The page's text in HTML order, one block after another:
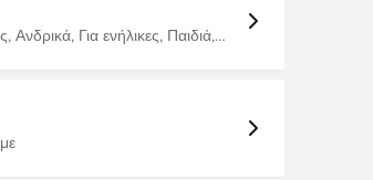
Για ενήλικες, Παιδιά,